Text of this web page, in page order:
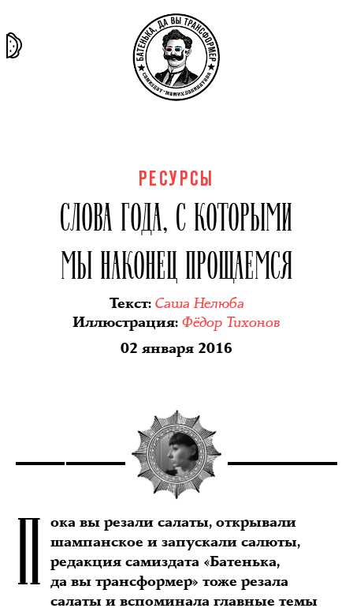
РЕСУРСЫ
СЛОВА ГОДА, С КОТОРЫМИ
МЫ НАКОНЕЦ ПРОЩАЕМСЯ
Текст: Саша Нелюба
Иллюстрация: Фёдор Тихонов
02 января 2016
П ока вы резали салаты, открывали
шампанское и запускали салюты,
редакция самиздата «Батенька,
да вы трансформер» тоже резала
салаты и вспоминала главные темы